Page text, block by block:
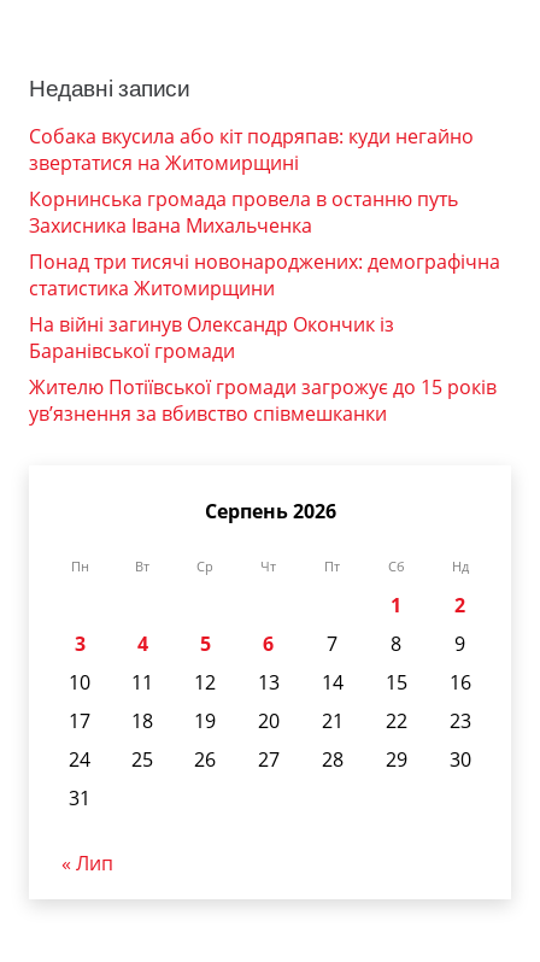
Недавні записи
Собака вкусила або кіт подряпав: куди негайно
звертатися на Житомирщині
Корнинська громада провела в останню путь
Захисника Івана Михальченка
Понад три тисячі новонароджених: демографічна
статистика Житомирщини
На війні загинув Олександр Окончик із
Баранівської громади
Жителю Потіївської громади загрожує до 15 років
ув’язнення за вбивство співмешканки
Серпень 2026
Пн Вт Ср Чт Пт Сб Нд
1
2
3
4 5 6 7 8
9
10
11 12 13 14 15
16
17
18 19 20 21 22
23
24
25 26 27 28 29
30
31
« Лип